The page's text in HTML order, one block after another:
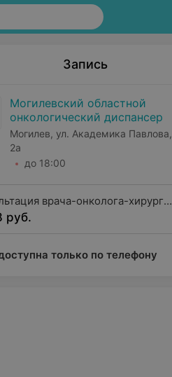
Запись
Могилевский областной
онкологический диспансер
Могилев, ул. Академика Павлова,
2а
до 18:00
врача-онколога-хирурга
категории
руб.
только по телефону